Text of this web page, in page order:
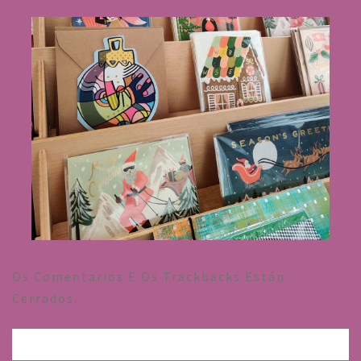
Os Comentarios E Os Trackbacks Están
Cerrados.